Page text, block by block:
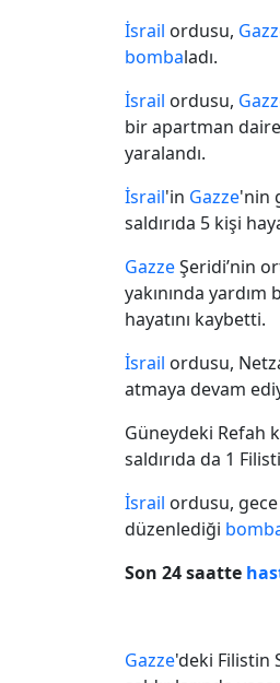
İsrail ordusu,
bombaladı.
İsrail ordusu,
bir apartman
yaralandı.
İsrail'in Gazze'nin
saldırıda 5 kişi
GazzeŞeridi’nin
yakınında
hayatını kaybetti.
İsrail ordusu,
atmaya devam
Güneydeki Refah
saldırıda da 1
İsrail ordusu,
düzenlediği
Son 24 saatte
Gazze'deki Filistin